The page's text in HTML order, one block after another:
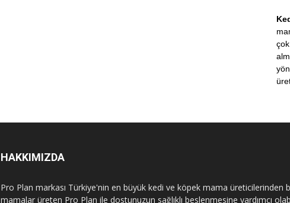
HAKKIMIZDA
Pro Plan markası Türkiye'nin en büyük kedi ve köpek mama
mamalar üreten Pro Plan ile dostunuzun sağlıklı beslenmesine yardımcı